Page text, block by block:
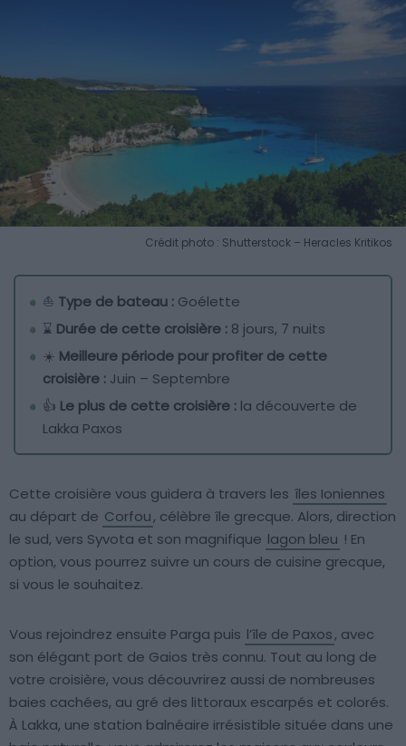
Crédit photo : Shutterstock – Heracles Kritikos
⛵ Type de bateau : Goélette
⌛ Durée de cette croisière : 8 jours, 7 nuits
☀️ Meilleure période pour profiter de cette
croisière : Juin – Septembre
👍 Le plus de cette croisière : la découverte de
Lakka Paxos
Cette croisière vous guidera à travers les îles Ioniennes
au départ de Corfou, célèbre île grecque. Alors, direction
le sud, vers Syvota et son magnifique lagon bleu ! En
option, vous pourrez suivre un cours de cuisine grecque,
si vous le souhaitez.
Vous rejoindrez ensuite Parga puis l’île de Paxos, avec
son élégant port de Gaios très connu. Tout au long de
votre croisière, vous découvrirez aussi de nombreuses
baies cachées, au gré des littoraux escarpés et colorés.
À Lakka, une station balnéaire irrésistible située dans une